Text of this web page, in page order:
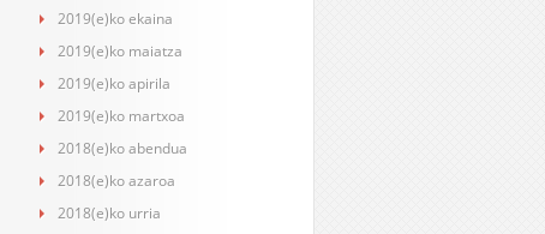
2019(e)ko ekaina
2019(e)ko maiatza
2019(e)ko apirila
2019(e)ko martxoa
2018(e)ko abendua
2018(e)ko azaroa
2018(e)ko urria